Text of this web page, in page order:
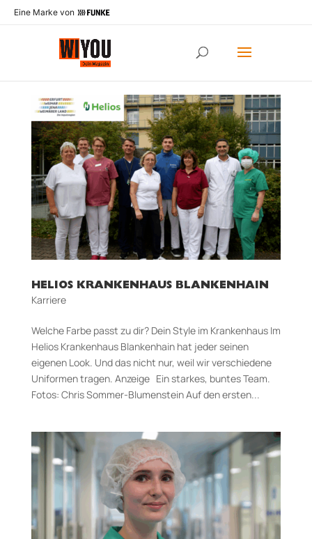
Eine Marke von
HELIOS KRANKENHAUS BLANKENHAIN
Karriere
Welche Farbe passt zu dir? Dein Style im Krankenhaus Im
Helios Krankenhaus Blankenhain hat jeder seinen
eigenen Look. Und das nicht nur, weil wir verschiedene
Uniformen tragen. Anzeige Ein starkes, buntes Team.
Fotos: Chris Sommer-Blumenstein Auf den ersten...